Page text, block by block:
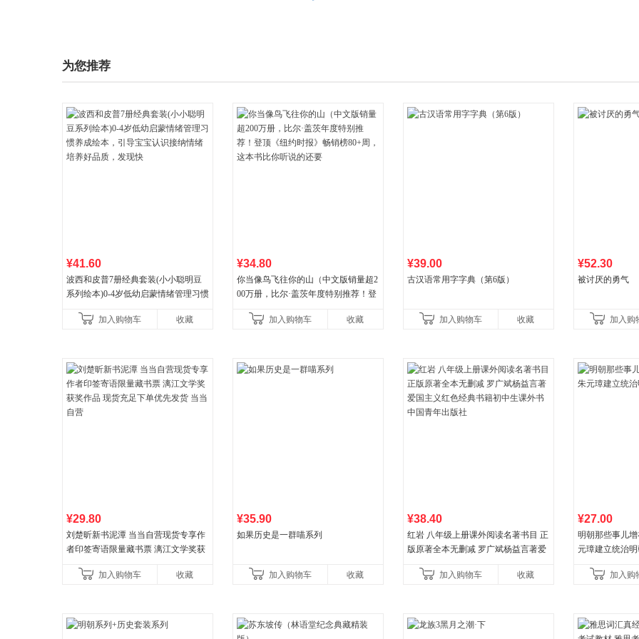
数码
为您推荐
¥41.60
波西和皮普7册经典套装(小小聪明豆
系列绘本)0-4岁低幼启蒙情绪管理习惯
养好品质，发现快
加入购物车 收藏
¥34.80
你当像鸟飞往你的山（中文版销量超2
00万册，比尔·盖茨年度特别推荐！登
比你听说的还要
加入购物车 收藏
¥39.00
古汉语常用字字典（第6版）
加入购物车 收藏
¥52.30
被讨厌的勇气
加入购
¥29.80
刘楚昕新书泥潭 当当自营现货专享作
者印签寄语限量藏书票 漓江文学奖获
加入购物车 收藏
¥35.90
如果历史是一群喵系列
加入购物车 收藏
¥38.40
红岩 八年级上册课外阅读名著书目 正
版原著全本无删减 罗广斌杨益言著爱
国青年出版社加入购物车 收藏
¥27.00
明朝那些事儿
元璋建立统治
加入购